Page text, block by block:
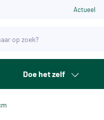
Actueel
Doe het zelf